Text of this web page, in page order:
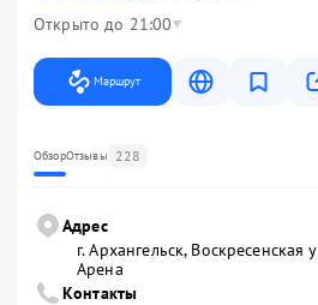
Открыто до 21:00
Маршрут
ОбзорОтзывы 228
Адрес
г. Архангельск,
Арена
Контакты